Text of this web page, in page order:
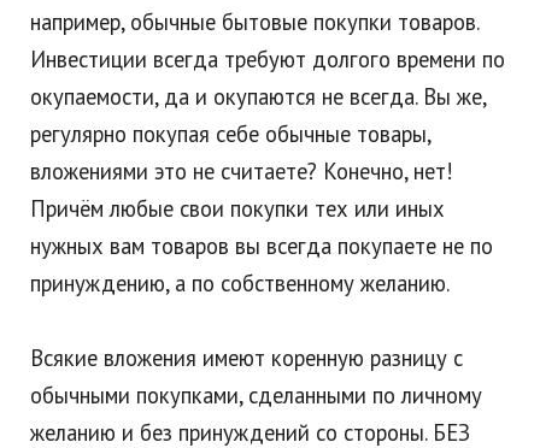
например, обычные бытовые покупки товаров.
Инвестиции всегда требуют долгого времени по
окупаемости, да и окупаются не всегда. Вы же,
регулярно покупая себе обычные товары,
вложениями это не считаете? Конечно, нет!
Причём любые свои покупки тех или иных
нужных вам товаров вы всегда покупаете не по
принуждению, а по собственному желанию.
Всякие вложения имеют коренную разницу с
обычными покупками, сделанными по личному
желанию и без принуждений со стороны. БЕЗ